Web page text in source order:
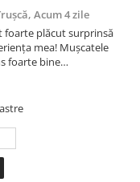
Acum 4 zile
foarte plăcut surprinsă
mea! Mușcatele
foarte bine
Se vede că au fost